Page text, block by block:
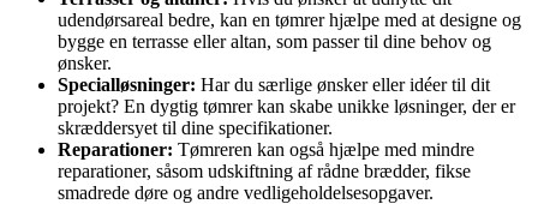
udendørsareal bedre, kan en tømrer hjælpe med at designe og
bygge en terrasse eller altan, som passer til dine behov og
ønsker.
Specialløsninger: Har du særlige ønsker eller idéer til dit
projekt? En dygtig tømrer kan skabe unikke løsninger, der er
skræddersyet til dine specifikationer.
Reparationer: Tømreren kan også hjælpe med mindre
reparationer, såsom udskiftning af rådne brædder, fikse
smadrede døre og andre vedligeholdelsesopgaver.